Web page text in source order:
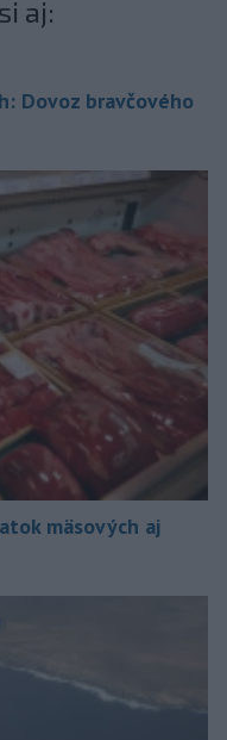
aj:
Dovoz bravčového
mäsových aj